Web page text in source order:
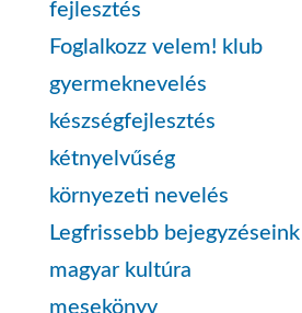
fejlesztés
Foglalkozz velem! klub
gyermeknevelés
készségfejlesztés
kétnyelvűség
környezeti nevelés
Legfrissebb bejegyzéseink
magyar kultúra
mesekönyv